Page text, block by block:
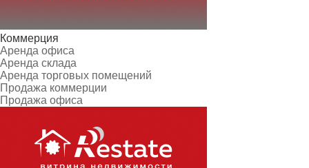
Коммерция
Аренда офиса
Аренда склада
Аренда торговых помещений
Продажа коммерции
Продажа офиса